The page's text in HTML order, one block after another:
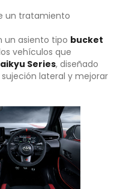
un tratamiento
un asiento tipo bucket
vehículos que
Series, diseñado
lateral y mejorar